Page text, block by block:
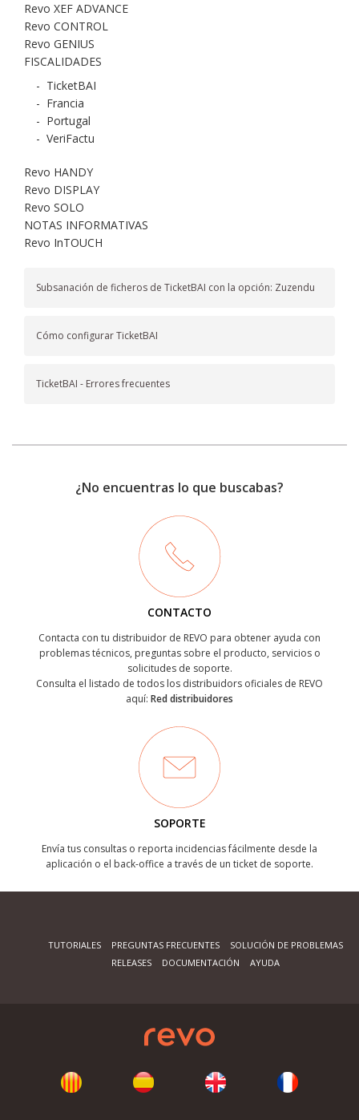
Revo XEF ADVANCE
Revo CONTROL
Revo GENIUS
FISCALIDADES
- TicketBAI
- Francia
- Portugal
- VeriFactu
Revo HANDY
Revo DISPLAY
Revo SOLO
NOTAS INFORMATIVAS
Revo InTOUCH
Subsanación de ficheros de TicketBAI con la opción: Zuzendu
Cómo configurar TicketBAI
TicketBAI - Errores frecuentes
¿No encuentras lo que buscabas?
CONTACTO
Contacta con tu distribuidor de REVO para obtener ayuda con
problemas técnicos, preguntas sobre el producto, servicios o
solicitudes de soporte.
Consulta el listado de todos los distribuidors oficiales de REVO
aquí: Red distribuidores
SOPORTE
Envía tus consultas o reporta incidencias fácilmente desde la
aplicación o el back-office a través de un ticket de soporte.
TUTORIALES PREGUNTAS FRECUENTES
SOLUCIÓN DE PROBLEMAS
RELEASES
DOCUMENTACIÓN AYUDA